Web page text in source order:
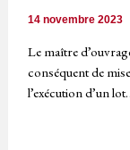
14 novembre 2023
Le maître
conséquent de
l’exécution d’un